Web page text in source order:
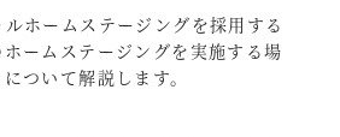
ホームステージングを採用する
ームステージングを実施する場
ついて解説します。